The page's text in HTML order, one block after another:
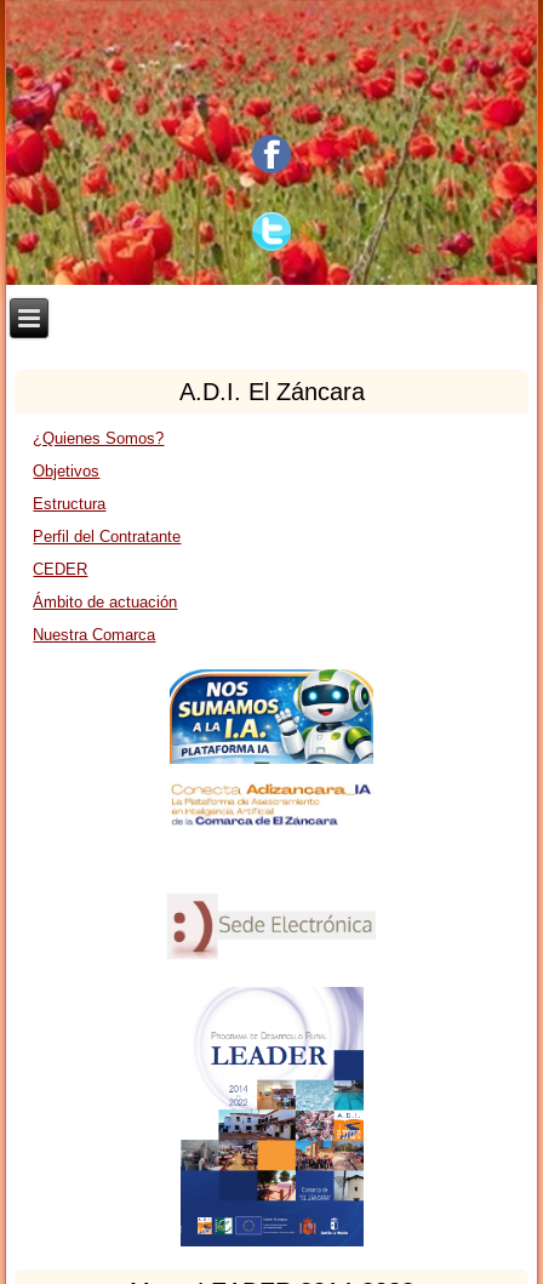
A.D.I. El Záncara
¿Quienes Somos?
Objetivos
Estructura
Perfil del Contratante
CEDER
Ámbito de actuación
Nuestra Comarca